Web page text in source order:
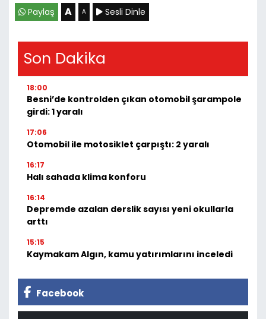
Paylaş
A A Sesli Dinle
Son Dakika
18:00
Besni’de kontrolden çıkan otomobil şarampole
girdi: 1 yaralı
17:06
Otomobil ile motosiklet çarpıştı: 2 yaralı
16:17
Halı sahada klima konforu
16:14
Depremde azalan derslik sayısı yeni okullarla
arttı
15:15
Kaymakam Algın, kamu yatırımlarını inceledi
Facebook